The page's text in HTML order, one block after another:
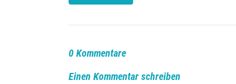
0 Kommentare
Einen Kommentar schreiben